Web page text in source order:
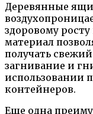
Деревянные
здоровому
материал
получать
загнивание и
использовании
контейнеров.
Еще одна